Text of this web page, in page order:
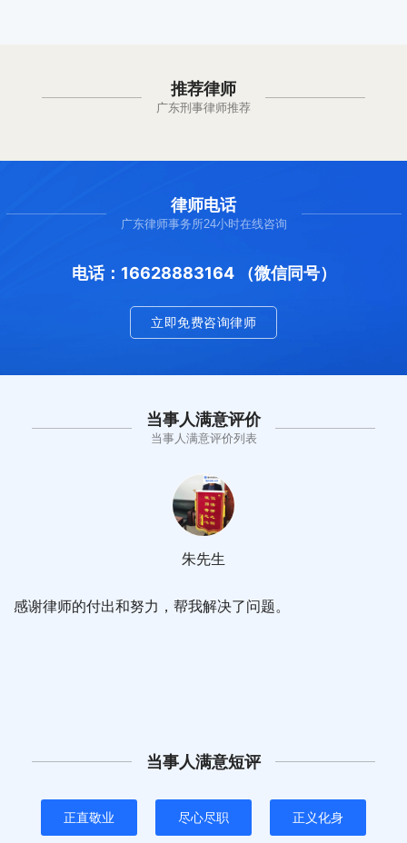
推荐律师
广东刑事律师推荐
律师电话
广东律师事务所24小时在线咨询
电话：16628883164 （微信同号）
立即免费咨询律师
当事人满意评价
当事人满意评价列表
感谢律师的付出和努力，帮我解决了问题。
朱先生
当事人满意短评
正直敬业 尽心尽职 正义化身